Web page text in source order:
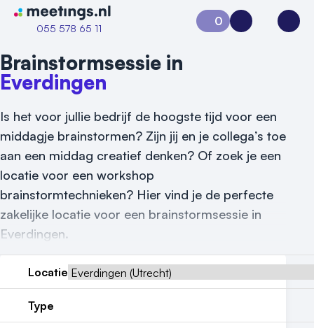
Naar home van Meetings
055 578 65 11
Vraag locatie aan
Locatiegids
Nieuws
Reviews (5⭐️)
0
Aanvraag 0Inloggen
Brainstormsessie in
Everdingen
Is het voor jullie bedrijf de hoogste tijd voor een
middagje brainstormen? Zijn jij en je collega’s toe
aan een middag creatief denken? Of zoek je een
locatie voor een workshop
brainstormtechnieken? Hier vind je de perfecte
zakelijke locatie voor een brainstormsessie in
Everdingen.
Locatie
Type